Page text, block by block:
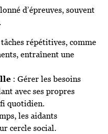
d’épreuves, souvent
tâches répétitives, comme
entraînent une
: Gérer les besoins
avec ses propres
quotidien.
les aidants
cercle social.